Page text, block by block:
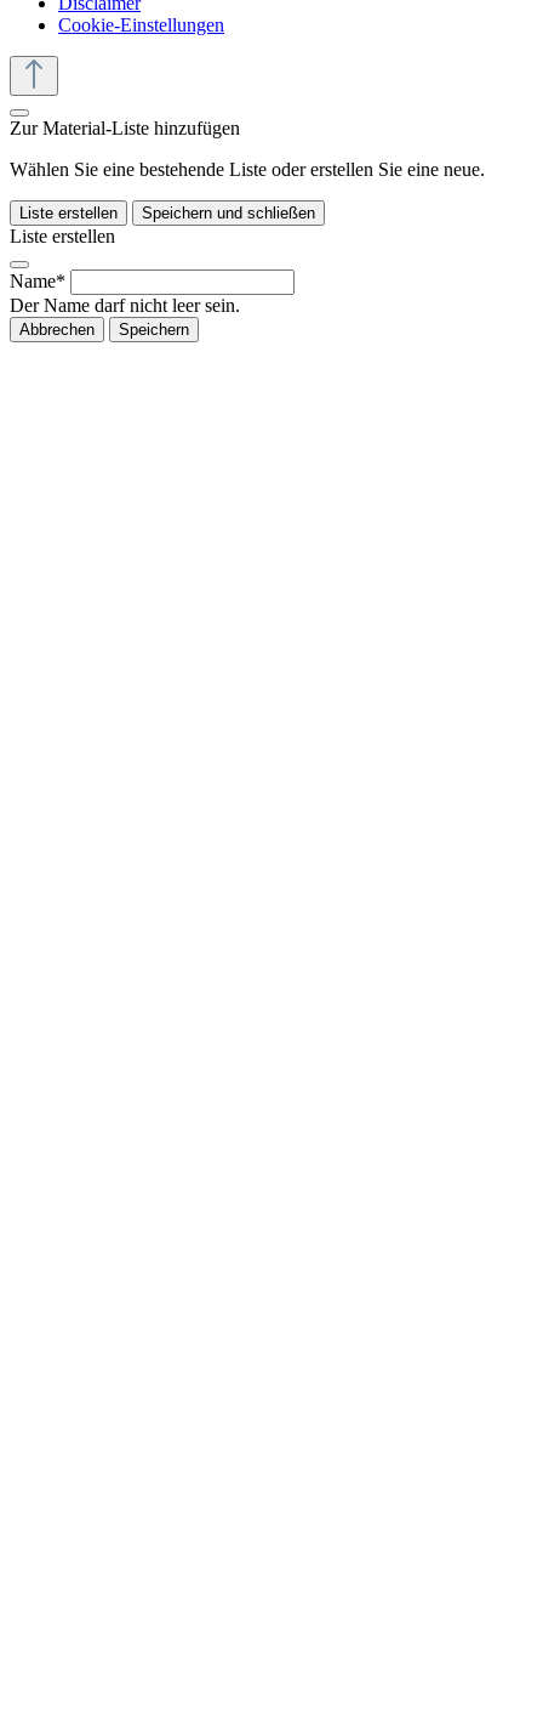
Cookie-Einstellungen
Zur Material-Liste hinzufügen
Wählen Sie eine bestehende Liste oder erstellen Sie eine neue.
Liste erstellen Speichern und schließen
Liste erstellen
Name*
Der Name darf nicht leer sein.
Abbrechen Speichern